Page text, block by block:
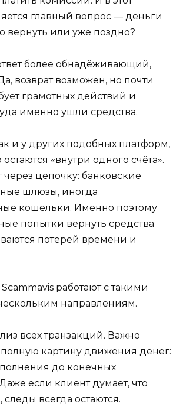
главный вопрос — деньги
вернуть или уже поздно?
более обнадёживающий,
возврат возможен, но почти
грамотных действий и
именно ушли средства.
и у других подобных платформ,
«внутри одного счёта».
цепочку: банковские
шлюзы, иногда
кошельки. Именно поэтому
попытки вернуть средства
потерей времени и
работают с такими
направлениям.
всех транзакций. Важно
полную картину движения денег:
до конечных
если клиент думает, что
следы всегда остаются.